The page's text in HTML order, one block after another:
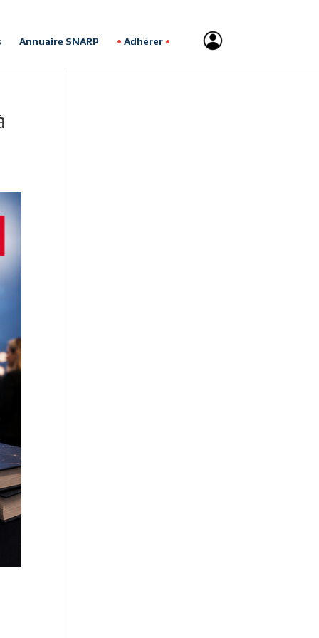
Annuaire SNARP Adhérer